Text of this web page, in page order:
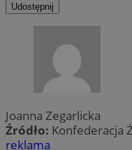
Udostępnij
Joanna Zegarlicka
Źródło: Konfederacja
reklama